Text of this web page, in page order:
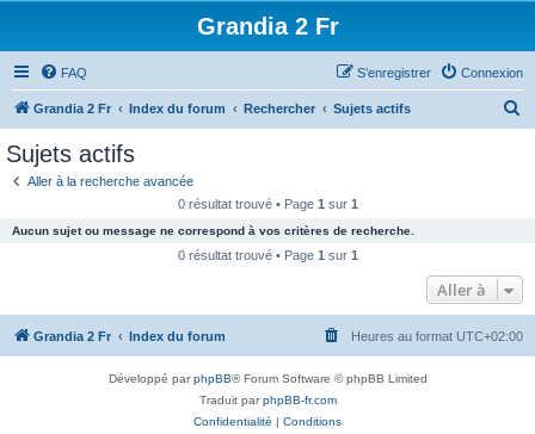
Grandia 2 Fr
FAQ Connexion
S’enregistrer
Grandia 2 Fr Index du forum Rechercher Sujets actifs
c
e
Sujets actifs
Aller à la recherche avancée
0 résultat trouvé • Page 1 sur 1
Aucun sujet ou message ne correspond à vos critères de recherche.
0 résultat trouvé • Page 1 sur 1
Aller à
Grandia 2 Fr Index du forum Heures au format UTC+02:00
Développé parphpBB® Forum Software © phpBB Limited
Traduit parphpBB-fr.com
Confidentialité | Conditions